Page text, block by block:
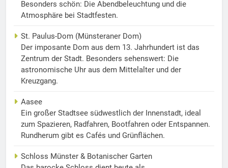
Besonders schön: Die Abendbeleuchtung und die
Atmosphäre bei Stadtfesten.
St. Paulus-Dom (Münsteraner Dom)
Der imposante Dom aus dem 13. Jahrhundert ist das
Zentrum der Stadt. Besonders sehenswert: Die
astronomische Uhr aus dem Mittelalter und der
Kreuzgang.
Aasee
Ein großer Stadtsee südwestlich der Innenstadt, ideal
zum Spazieren, Radfahren, Bootfahren oder Entspannen.
Rundherum gibt es Cafés und Grünflächen.
Schloss Münster & Botanischer Garten